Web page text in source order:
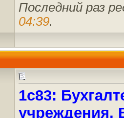
Последний раз
04:39.
1c83:
учреждения,